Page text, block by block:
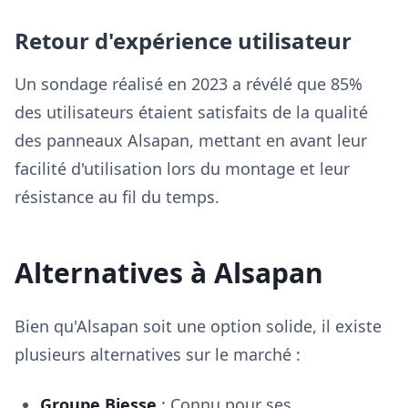
Retour d'expérience utilisateur
Un sondage réalisé en 2023 a révélé que 85%
des utilisateurs étaient satisfaits de la qualité
des panneaux Alsapan, mettant en avant leur
facilité d'utilisation lors du montage et leur
résistance au fil du temps.
Alternatives à Alsapan
Bien qu'Alsapan soit une option solide, il existe
plusieurs alternatives sur le marché :